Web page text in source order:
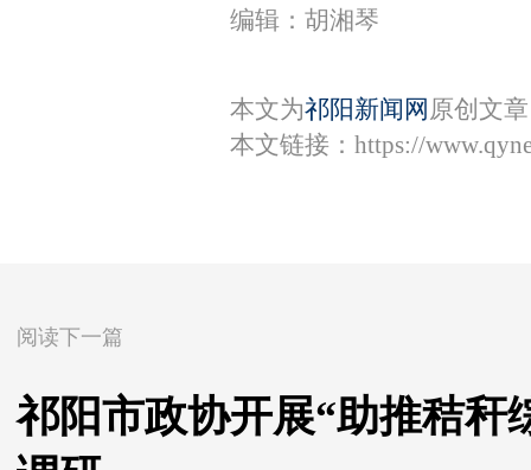
编辑：胡湘琴
本文为祁阳新闻网 原创文
本文链接： https://
阅读下一篇
祁阳市政协开展“助推秸秆